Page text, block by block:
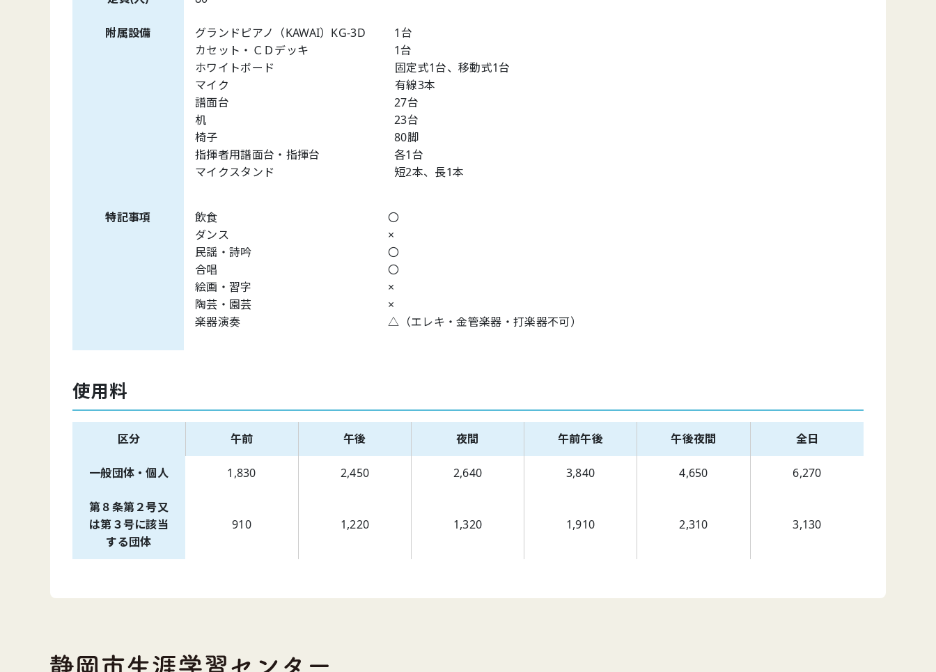
附属設備
グランドピアノ（KAWAI）KG-3D 1台
カセット・ＣＤデッキ 1台
ホワイトボード 固定式1台、移動式1台
マイク 有線3本
譜面台 27台
机 23台
椅子 80脚
指揮者用譜面台・指揮台 各1台
マイクスタンド 短2本、長1本
特記事項
飲食 〇
ダンス ×
民謡・詩吟 〇
合唱 〇
絵画・習字 ×
陶芸・園芸 ×
楽器演奏 △ （エレキ・金管楽器・打楽器不可）
使用料
区分 午前 午後 夜間 午前午後 午後夜間 全日
一般団体・個人 1,830 2,450 2,640 3,840 4,650 6,270
第８条第２号又
は第３号に該当
する団体
910 1,220 1,320 1,910 2,310 3,130